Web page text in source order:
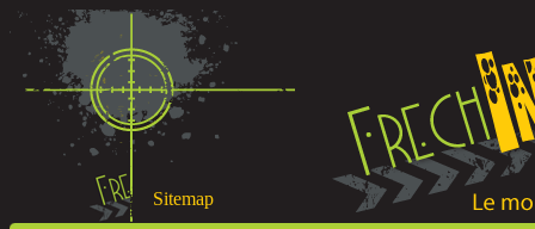
Sitemap